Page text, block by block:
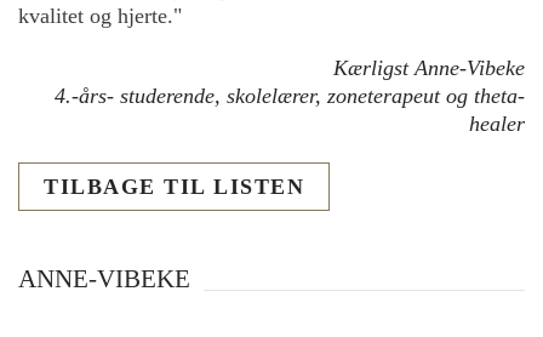
kvalitet og hjerte."
Kærligst Anne-Vibeke
4.-års- studerende, skolelærer, zoneterapeut og theta-
healer
TILBAGE TIL LISTEN
ANNE-VIBEKE